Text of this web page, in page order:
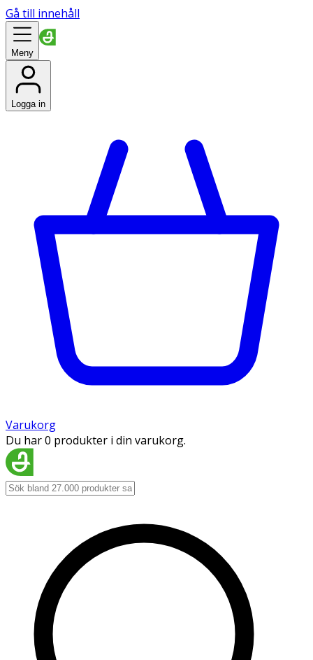
Gå till innehåll
Meny
Logga in
Varukorg
Du har 0 produkter i din varukorg.